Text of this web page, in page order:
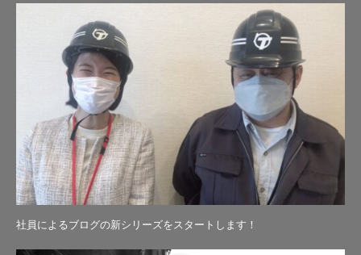
社員によるブログの新シリーズをスタートします！